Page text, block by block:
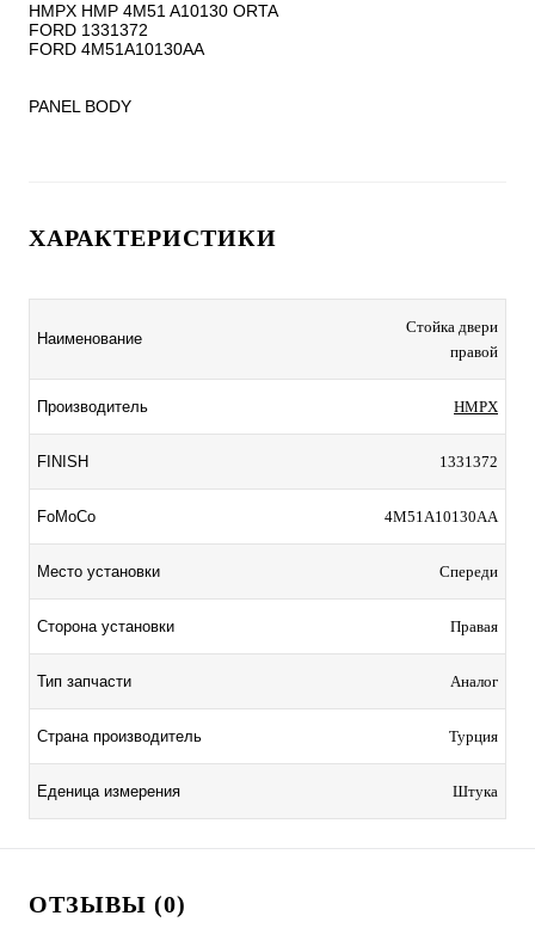
HMPX HMP 4M51 A10130 ORTA
FORD 1331372
FORD 4M51A10130AA
PANEL BODY
ХАРАКТЕРИСТИКИ
Наименование
Стойка двери
правой
Производитель HMPX
FINISH 1331372
FoMoCo 4M51A10130AA
Место установки Спереди
Сторона установки Правая
Тип запчасти Аналог
Страна производитель Турция
Еденица измерения Штука
ОТЗЫВЫ (0)